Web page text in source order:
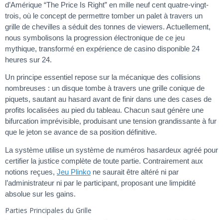
d’Amérique “The Price Is Right” en mille neuf cent quatre-vingt-
trois, où le concept de permettre tomber un palet à travers un
grille de chevilles a séduit des tonnes de viewers. Actuellement,
nous symbolisons la progression électronique de ce jeu
mythique, transformé en expérience de casino disponible 24
heures sur 24.
Un principe essentiel repose sur la mécanique des collisions
nombreuses : un disque tombe à travers une grille conique de
piquets, sautant au hasard avant de finir dans une des cases de
profits localisées au pied du tableau. Chacun saut génère une
bifurcation imprévisible, produisant une tension grandissante à fur
que le jeton se avance de sa position définitive.
La système utilise un système de numéros hasardeux agréé pour
certifier la justice complète de toute partie. Contrairement aux
notions reçues, Jeu Plinko ne saurait être altéré ni par
l’administrateur ni par le participant, proposant une limpidité
absolue sur les gains.
Parties Principales du Grille